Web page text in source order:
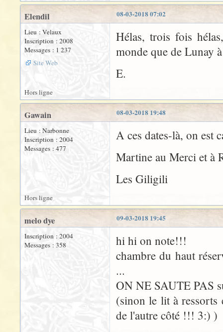
08-03-2018 07:02
Elendil
Lieu : Velaux
Inscription : 2008
Messages : 1 237
Site Web
Hélas, trois fois
monde que de Lunay
E.
Hors ligne
08-03-2018 19:48
Gawain
Lieu : Narbonne
Inscription : 2004
Messages : 477
A ces dates-là, on est
Martine au Merci et à
Les Giligili
Hors ligne
09-03-2018 19:45
melo dye
Inscription : 2004
Messages : 358
hi hi on note!!!
chambre du haut
...
ON NE SAUTE PAS
(sinon le lit à
de l'autre côté !!! 3:) )